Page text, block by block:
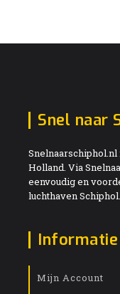
Snel naar
Holland. Via
eenvoudig en
luchthaven Schiphol.
Informatie
Mijn Account